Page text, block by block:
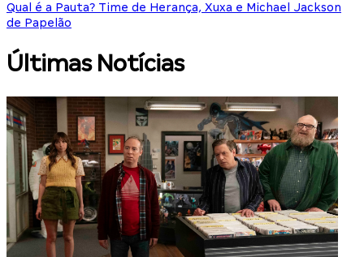
Qual é a Pauta? Time de Herança, Xuxa e Michael Jackson
de Papelão
Últimas Notícias